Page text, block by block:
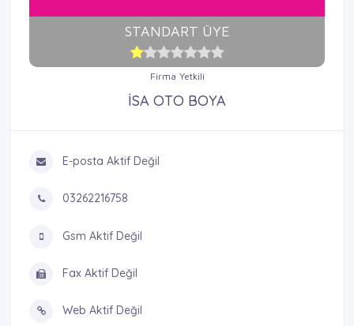
STANDART ÜYE
Firma Yetkili
İSA OTO BOYA
E-posta Aktif Değil
03262216758
Gsm Aktif Değil
Fax Aktif Değil
Web Aktif Değil